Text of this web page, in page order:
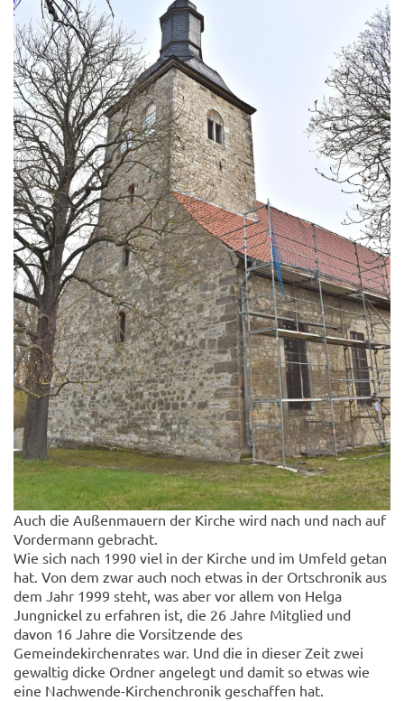
Auch die Außenmauern der Kirche wird nach und nach auf
Vordermann gebracht.
Wie sich nach 1990 viel in der Kirche und im Umfeld getan
hat. Von dem zwar auch noch etwas in der Ortschronik aus
dem Jahr 1999 steht, was aber vor allem von Helga
Jungnickel zu erfahren ist, die 26 Jahre Mitglied und
davon 16 Jahre die Vorsitzende des
Gemeindekirchenrates war. Und die in dieser Zeit zwei
gewaltig dicke Ordner angelegt und damit so etwas wie
eine Nachwende-Kirchenchronik geschaffen hat.